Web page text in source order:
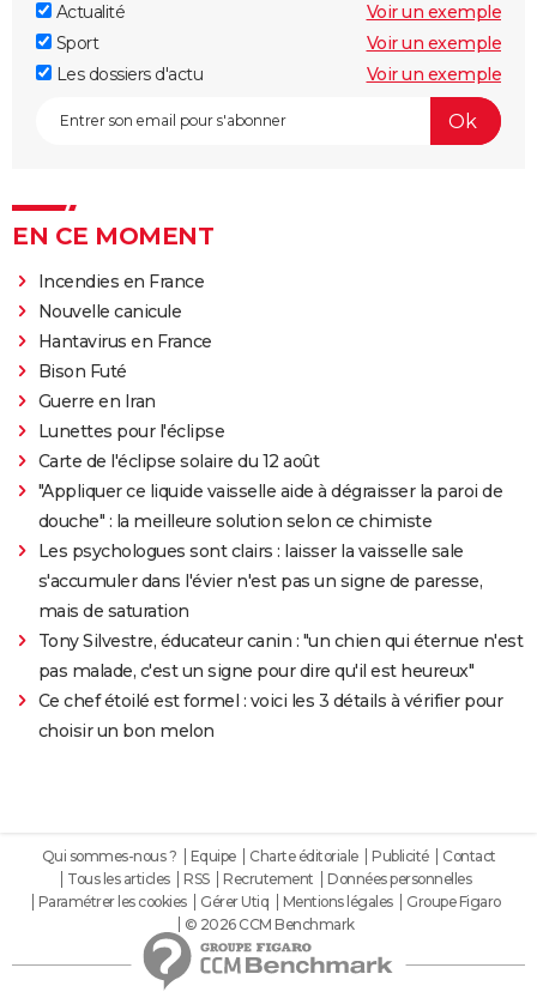
Actualité
Voir un exemple
Sport
Voir un exemple
Les dossiers d'actu
Voir un exemple
EN CE MOMENT
Incendies en France
Nouvelle canicule
Hantavirus en France
Bison Futé
Guerre en Iran
Lunettes pour l'éclipse
Carte de l'éclipse solaire du 12 août
"Appliquer ce liquide vaisselle aide à dégraisser la paroi de
douche" : la meilleure solution selon ce chimiste
Les psychologues sont clairs : laisser la vaisselle sale
s'accumuler dans l'évier n'est pas un signe de paresse,
mais de saturation
Tony Silvestre, éducateur canin : "un chien qui éternue n'est
pas malade, c'est un signe pour dire qu'il est heureux"
Ce chef étoilé est formel : voici les 3 détails à vérifier pour
choisir un bon melon
Qui sommes-nous ? Equipe Charte éditoriale Publicité
Contact
Tous les articles
RSS Recrutement
Données personnelles
Paramétrer les cookies
Gérer Utiq Mentions légales
Groupe Figaro
© 2026 CCM Benchmark